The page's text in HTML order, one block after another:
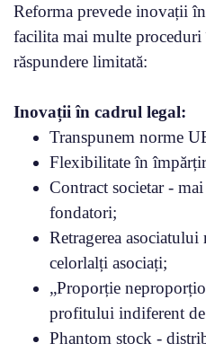
Reforma prevede inovații
facilita mai multe
răspundere limitată:
Inovații în cadrul legal:
Transpunem norme
Flexibilitate în
Contract societar -
fondatori;
Retragerea
celorlalți asociați;
„Proporție
profitului indiferent de
Phantom stock -